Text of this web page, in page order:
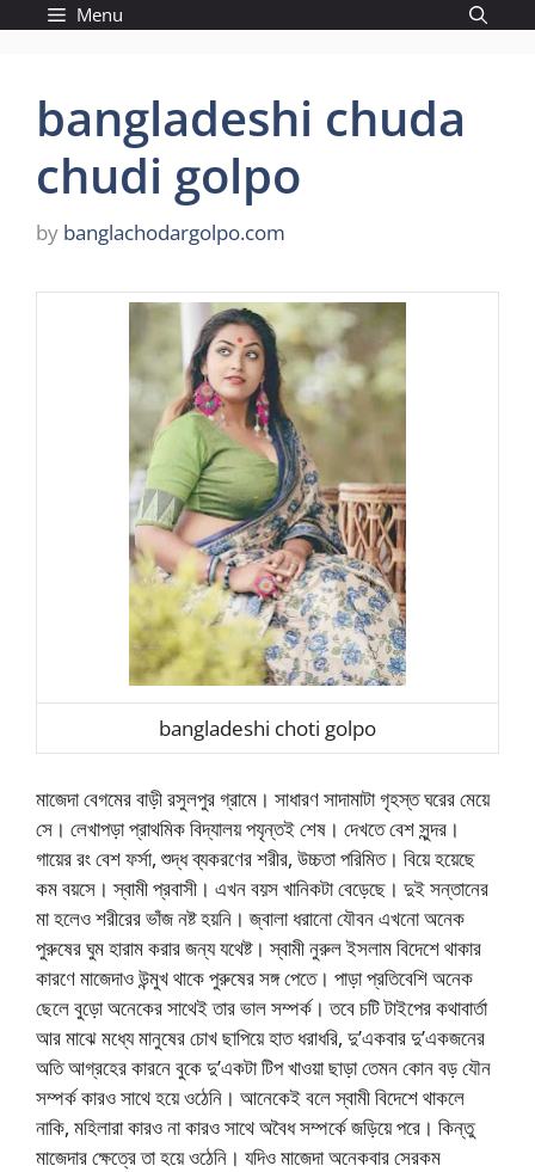
Menu
bangladeshi chuda
chudi golpo
by banglachodargolpo.com
bangladeshi choti golpo
মাজেদা বেগমের বাড়ী রসুলপুর গ্রামে। সাধারণ সাদামাটা গৃহস্ত ঘরের মেয়ে
সে। লেখাপড়া প্রাথমিক বিদ্যালয় পযৃন্তই শেষ। দেখতে বেশ সুন্দর।
গায়ের রং বেশ ফর্সা, শুদ্ধ ব্যকরণের শরীর, উচ্চতা পরিমিত। বিয়ে হয়েছে
কম বয়সে। স্বামী প্রবাসী। এখন বয়স খানিকটা বেড়েছে। দুই সন্তানের
মা হলেও শরীরের ভাঁজ নষ্ট হয়নি। জ্বালা ধরানো যৌবন এখনো অনেক
পুরুষের ঘুম হারাম করার জন্য যথেষ্ট। স্বামী নুরুল ইসলাম বিদেশে থাকার
কারণে মাজেদাও উন্মুখ থাকে পুরুষের সঙ্গ পেতে। পাড়া প্রতিবেশি অনেক
ছেলে বুড়ো অনেকের সাথেই তার ভাল সম্পর্ক। তবে চটি টাইপের কথাবার্তা
আর মাঝে মধ্যে মানুষের চোখ ছাপিয়ে হাত ধরাধরি, দু’একবার দু’একজনের
অতি আগ্রহের কারনে বুকে দু’একটা টিপ খাওয়া ছাড়া তেমন কোন বড় যৌন
সম্পর্ক কারও সাথে হয়ে ওঠেনি। আনেকেই বলে স্বামী বিদেশে থাকলে
নাকি, মহিলারা কারও না কারও সাথে অবৈধ সম্পর্কে জড়িয়ে পরে। কিন্তু
মাজেদার ক্ষেত্রে তা হয়ে ওঠেনি। যদিও মাজেদা অনেকবার সেরকম